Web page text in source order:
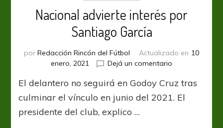
Nacional advierte interés por
Santiago García
por Redacción Rincón del Fútbol Actualizado en 10
enero, 2021
Dejá un comentario
advierte
interés
El delantero no seguirá en Godoy Cruz tras
culminar el vínculo en junio del 2021. El
presidente del club, explico …